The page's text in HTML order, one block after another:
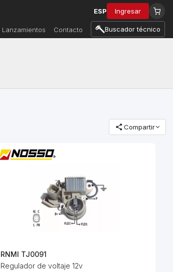
ESP Ingresar
Lanzamientos Contacto Buscador técnico
Compartir
RNMI TJ0091
Regulador de voltaje 12v